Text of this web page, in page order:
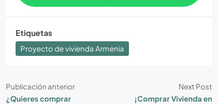
Etiquetas
Proyecto de vivienda Armenia
Publicación anterior
¿Quieres comprar
Next Post
¡Comprar Vivienda en